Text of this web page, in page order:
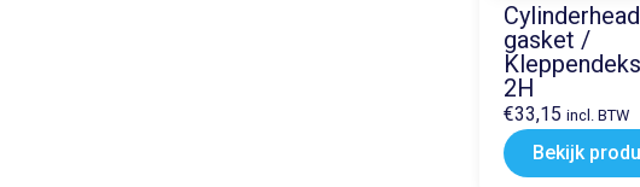
gasket /
2H
€33,15 incl. BTW
Bekijk